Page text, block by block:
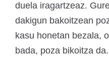
duela iragartzeaz.
dakigun bakoitzean
kasu honetan bezala,
bada, poza bikoitza